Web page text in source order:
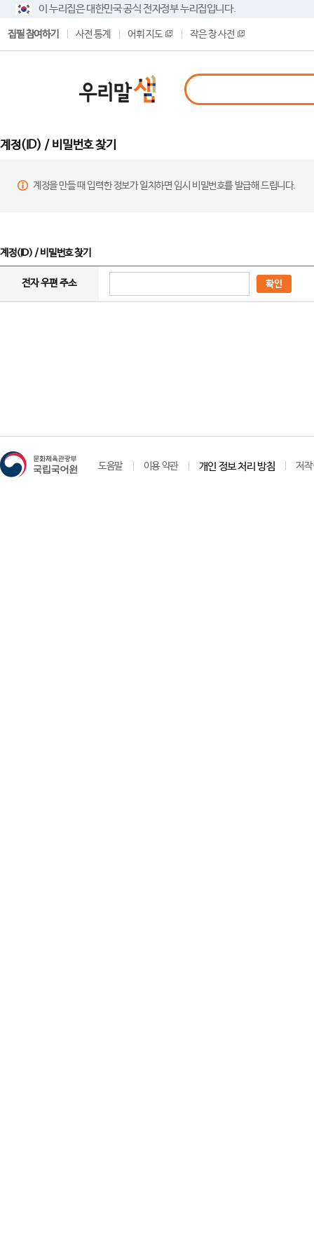
이 누리집은 대한민국 공식 전자정부 누리집입니다.
집필 참여하기 사전 통계 어휘 지도 작은 창 사전
계정(ID) / 비밀번호 찾기
계정을 만들 때 입력한 정보가 일치하면 임시 비밀번호를 발급해 드립니다.
계정(ID) / 비밀번호 찾기
전자 우편 주소 확인
도움말 이용 약관 개인 정보 처리 방침 저